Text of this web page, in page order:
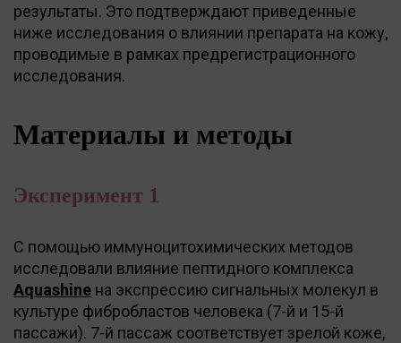
результаты. Это подтверждают приведенные
ниже исследования о влиянии препарата на кожу,
проводимые в рамках предрегистрационного
исследования.
Материалы и методы
Эксперимент 1
С помощью иммуноцитохимических методов
исследовали влияние пептидного комплекса
Aquashine на экспрессию сигнальных молекул в
культуре фибробластов человека (7-й и 15-й
пассажи). 7-й пассаж соответствует зрелой коже,